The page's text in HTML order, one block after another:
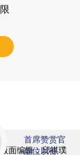
版面编辑：邱祺璞
首席赞赏官
虚位以待